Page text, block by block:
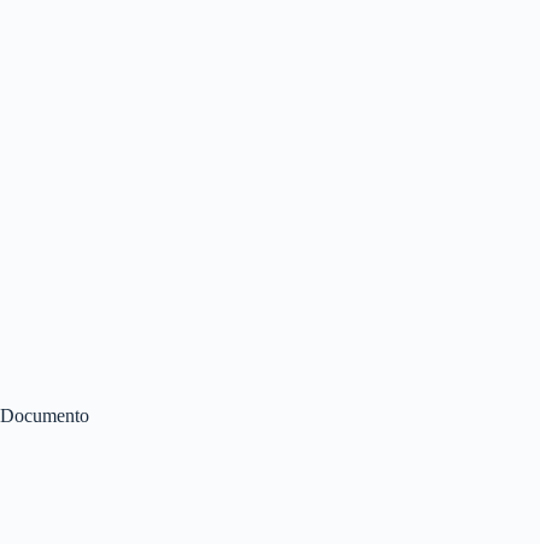
Documento